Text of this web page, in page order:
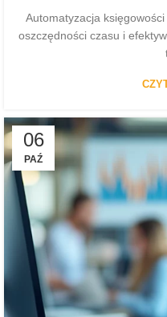
Automatyzacja
oszczędności czasu i
06
PAŹ